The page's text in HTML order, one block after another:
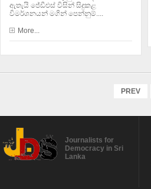
ඇතැයි ජේඩීඑස් විසින් සිදුකළ
විමර්ශනයන් මගින් පෙන්නුම්....
More...
PREV
Journalists for
Democracy in Sri
Lanka